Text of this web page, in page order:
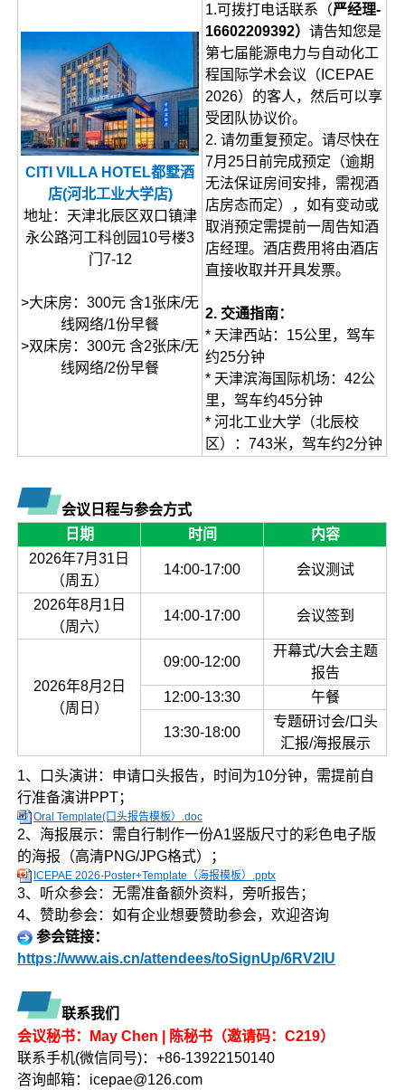
CITI VILLA HOTEL都墅酒
店(河北工业大学店)
地址：天津北辰区双口镇津
永公路河工科创园10号楼3
门7-12
>大床房：300元 含1张床/无
线网络/1份早餐
>双床房：300元 含2张床/无
线网络/2份早餐
1.可拨打电话联系（严经理-
16602209392）请告知您是
第七届能源电力与自动化工
程国际学术会议（ICEPAE
2026）的客人，然后可以享
受团队协议价。
2. 请勿重复预定。请尽快在
7月25日前完成预定（逾期
无法保证房间安排，需视酒
店房态而定），如有变动或
取消预定需提前一周告知酒
店经理。酒店费用将由酒店
直接收取并开具发票。
2. 交通指南：
* 天津西站：15公里，驾车
约25分钟
* 天津滨海国际机场：42公
里，驾车约45分钟
* 河北工业大学（北辰校
区）：743米，驾车约2分钟
会议日程与参会方式
日期
时间
内容
2026年7月31日
（周五）
14:00-17:00 会议测试
2026年8月1日
（周六）
14:00-17:00 会议签到
2026年8月2日
（周日）
09:00-12:00
开幕式/大会主题
报告
12:00-13:30
午餐
13:30-18:00
专题研讨会/口头
汇报/海报展示
1、口头演讲：申请口头报告，时间为10分钟，需提前自
行准备演讲PPT；
Oral Template(口头报告模板）.doc
2、海报展示：需自行制作一份A1竖版尺寸的彩色电子版
的海报（高清PNG/JPG格式）；
ICEPAE 2026-Poster+Template（海报模板）.pptx
3、听众参会：无需准备额外资料，旁听报告；
4、赞助参会：如有企业想要赞助参会，欢迎咨询
参会链接：
https://www.ais.cn/attendees/toSignUp/6RV2IU
联系我们
会议秘书：May Chen | 陈秘书（邀请码：C219）
联系手机(微信同号)：+86-13922150140
咨询邮箱：icepae@126.com